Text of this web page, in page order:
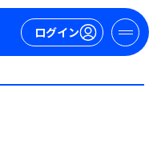
ログイン